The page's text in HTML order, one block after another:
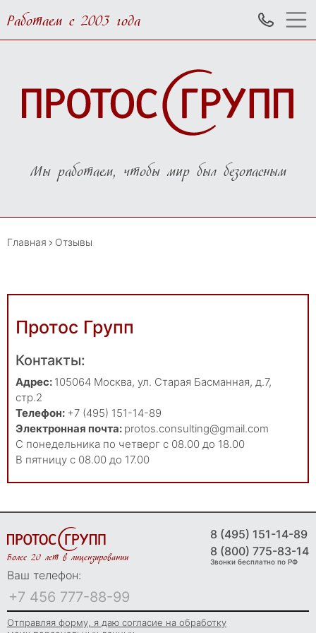
Работаем с 2003 года
Мы работаем, чтобы мир был безопасным
Главная Отзывы
Протос Групп
Контакты:
Адрес: 105064 Москва, ул. Старая Басманная, д.7,
стр.2
Телефон: +7 (495) 151-14-89
Электронная почта: protos.consulting@gmail.com
С понедельника по четверг с 08.00 до 18.00
В пятницу с 08.00 до 17.00
Более 20 лет в лицензировании
8 (495) 151-14-89
8 (800) 775-83-14
Звонки бесплатно по РФ
Ваш телефон:
Отправляя форму, я даю согласие на обработку